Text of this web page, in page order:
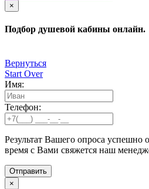
×
Подбор душевой кабины онлайн.
Вернуться
Start Over
Имя:
Телефон:
Результат Вашего опроса успешно
время с Вами свяжется наш
×